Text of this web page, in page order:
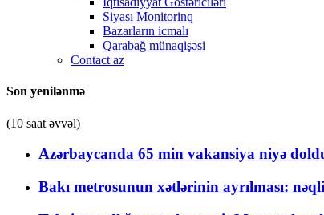
Siyası Monitorinq
Bazarların icmalı
Qarabağ münaqişəsi
Contact az
Son yenilənmə
(10 saat əvvəl)
Azərbaycanda 65 min vakansiya niyə
Bakı metrosunun xətlərinin ayrılması: